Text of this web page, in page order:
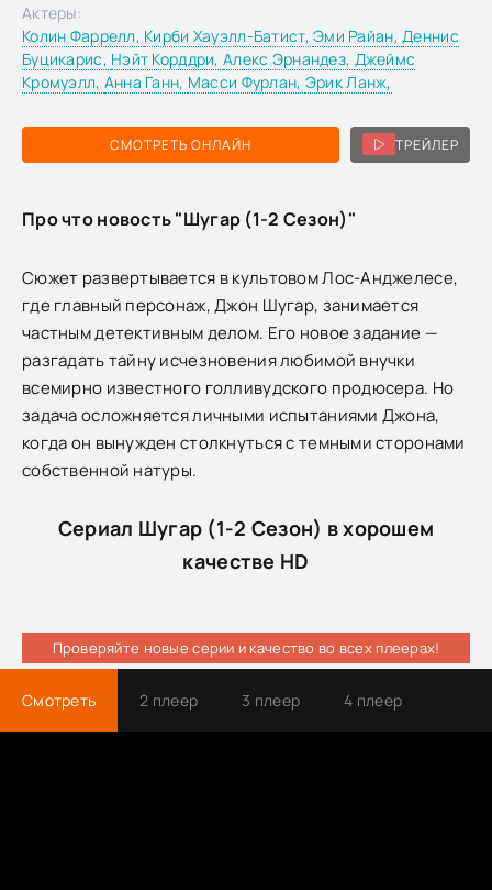
СМОТРЕТЬ ОНЛАЙН ТРЕЙЛЕР
Актеры:
Колин Фаррелл, Кирби Хауэлл-Батист,Эми Райан,Деннис
Буцикарис, Нэйт Корддри,Алекс Эрнандез, Джеймс
Кромуэлл, Анна Ганн, Масси Фурлан, Эрик Ланж,
Про что новость "Шугар (1-2 Сезон)"
Сюжет развертывается в культовом Лос-Анджелесе,
где главный персонаж, Джон Шугар, занимается
частным детективным делом. Его новое задание —
разгадать тайну исчезновения любимой внучки
всемирно известного голливудского продюсера. Но
задача осложняется личными испытаниями Джона,
когда он вынужден столкнуться с темными сторонами
собственной натуры.
Сериал Шугар (1-2 Сезон) в хорошем
качестве HD
Проверяйте новые серии и качество во всех плеерах!
Смотреть 2 плеер 3 плеер 4 плеер